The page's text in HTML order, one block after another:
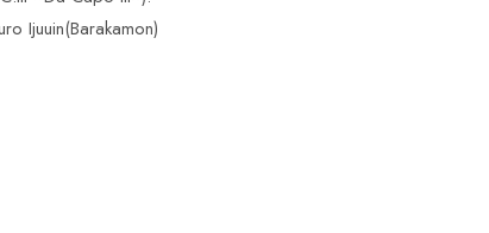
Ijuuin(Barakamon)